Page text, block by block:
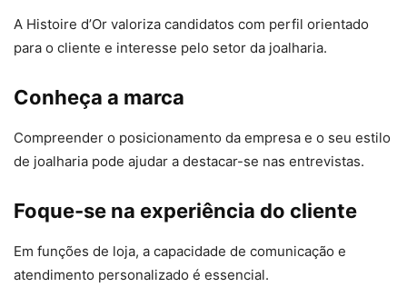
A Histoire d’Or valoriza candidatos com perfil orientado
para o cliente e interesse pelo setor da joalharia.
Conheça a marca
Compreender o posicionamento da empresa e o seu estilo
de joalharia pode ajudar a destacar-se nas entrevistas.
Foque-se na experiência do cliente
Em funções de loja, a capacidade de comunicação e
atendimento personalizado é essencial.